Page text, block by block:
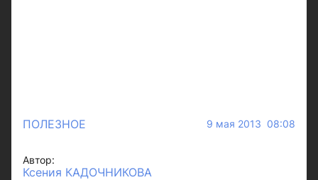
ПОЛЕЗНОЕ 9 мая 2013 08:08
Автор:
Ксения КАДОЧНИКОВА